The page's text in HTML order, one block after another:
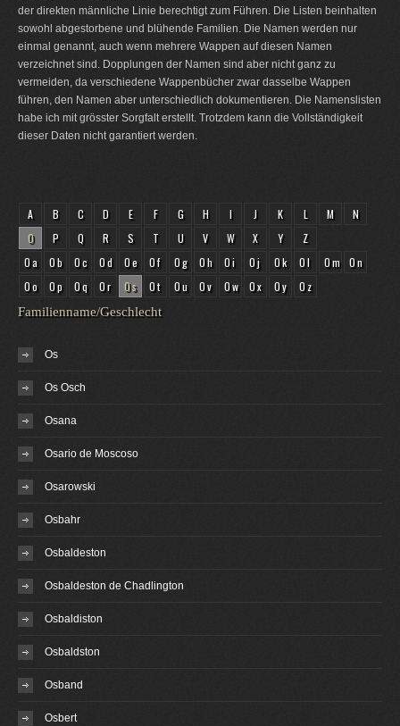
der direkten männliche Linie berechtigt zum Führen. Die Listen beinhalten
sowohl abgestorbene und blühende Familien. Die Namen werden nur
einmal genannt, auch wenn mehrere Wappen auf diesen Namen
verzeichnet sind. Dopplungen der Namen sind aber nicht ganz zu
vermeiden, da verschiedene Wappenbücher zwar dasselbe Wappen
führen, den Namen aber unterschiedlich dokumentieren. Die Namenslisten
habe ich mit grösster Sorgfalt erstellt. Trotzdem kann die Vollständigkeit
dieser Daten nicht garantiert werden.
A B C D E F G H I J K L M
N
O
P Q R S T U V W X Y
Z
Oa
Ob Oc Od Oe Of Og Oh Oi Oj Ok Ol Om On
Oo
Op Oq Or Os Ot Ou Ov Ow Ox Oy Oz
Familienname/Geschlecht
Os
Os Osch
Osana
Osario de Moscoso
Osarowski
Osbahr
Osbaldeston
Osbaldeston de Chadlington
Osbaldiston
Osbaldston
Osband
Osbert